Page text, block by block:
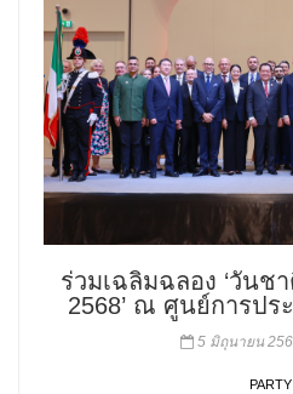
ร่วมเฉลิมฉลอง ‘วันช
2568’ ณ ศูนย์การป
5 มิถุนายน
PARTY